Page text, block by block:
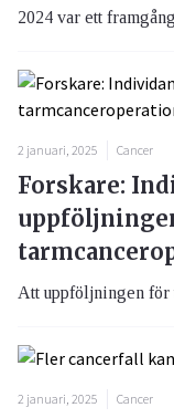
2024 var ett
2 januari, 2025 Cancer
Forskare:
Att uppföljningen för
2 januari, 2025 Cancer